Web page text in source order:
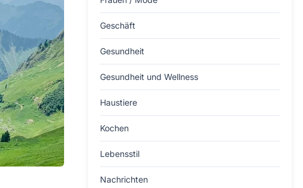
Geschäft
Gesundheit
Gesundheit und Wellness
Haustiere
Kochen
Lebensstil
Nachrichten